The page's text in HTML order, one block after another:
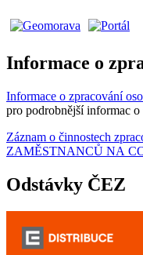
Informace o
Informace o zpracování
pro podrobnější informac
Záznam o činnostech
ZAMĚSTNANCŮ NA
Odstávky ČEZ